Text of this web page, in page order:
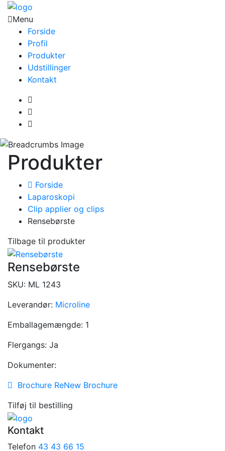
Menu
Forside
Profil
Produkter
Udstillinger
Kontakt
Produkter
Forside
Laparoskopi
Clip applier og clips
Rensebørste
Tilbage til produkter
Rensebørste
SKU: ML 1243
Leverandør: Microline
Emballagemængde: 1
Flergangs: Ja
Dokumenter:
Brochure ReNew Brochure
Tilføj til bestilling
Kontakt
Telefon 43 43 66 15